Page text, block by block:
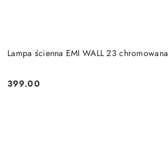
Lampa ścienna EMI WALL 23 chromowana
Cena:
399.00